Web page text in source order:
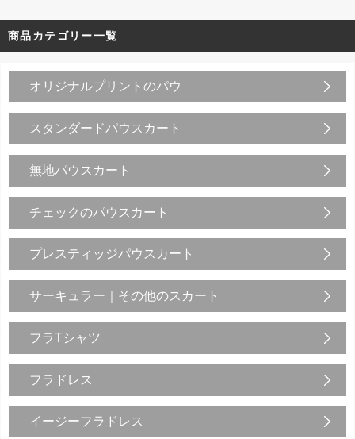
商品カテゴリー一覧
オリジナルプリントのパウ
スタンダードパウスカート
無地パウスカート
チェックのパウスカート
プレスティッジパウスカート
サーキュラー｜その他のスカート
フラTシャツ
フラドレス
イージーフラドレス